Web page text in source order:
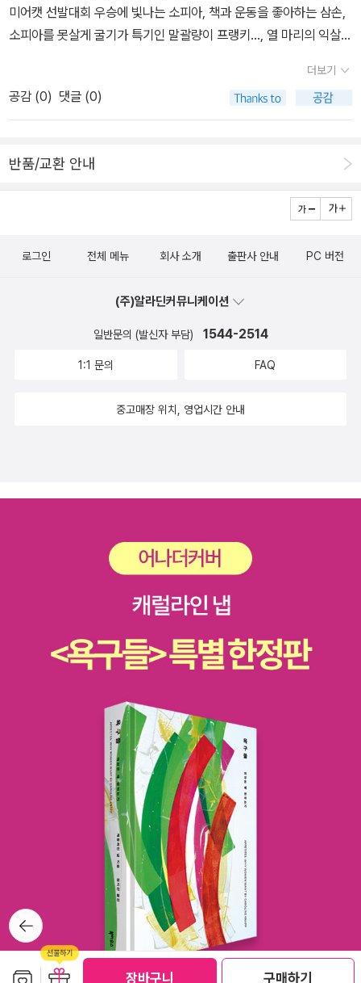
장바구니 구매하기
미어캣 선발대회 우승에 빛나는 소피아, 책과 운동을 좋아하는 삼손,
소피아를 못살게 굴기가 특기인 말괄량이 프랭키…, 열 마리의 익살꾼
야기가 가득한 세계의 명소들을 찾아 모험과 축제를 즐기는 우리의
미어캣 가족! 하지만 말썽꾸러기 미어캣 가족이 가는 곳에는 항상 사
건(?)이 뒤따른답니다. 맙소사!! 브라질 삼바축제를 구경하러 간 미어
삼바 춤을 추고 있는 플로리안을 찾았어요! 다른 가족들은 도대체 어
디에 있는 걸까요?온 가족이 모여 즐기다보면 집중력과 관찰력이 높
아져요!엄청난 인파 속에 여기저기 숨어 있는 미어캣 가족을 모두 찾
다 성격도 다르고 취향도 달라서 어디서 어떤 체험을 하고 있는지 예
깊게 잘 찾아보면 미어캣 가족들을 발견 할 수 있을 거예요. 자, 눈을
크게 뜨고 찾아보자고요! 혼자서 찾기 힘들다면, 가족이나 친구들과
있을지 내기해 볼까요? 처음엔잘 되지 않을지도 모르지만, 집중하면
물 인지력이 높아져서 금세 찾아낼 수 있어요.매일 매일 두뇌 트레이
더보기
공감 (0) 댓글 (0)
반품/교환 안내
뒤로가
기
로그인 전체 메뉴 회사 소개 출판사 안내 PC 버전
(주)알라딘커뮤니케이션
일반문의 (발신자 부담) 1544-2514
1:1 문의 FAQ
중고매장 위치, 영업시간 안내